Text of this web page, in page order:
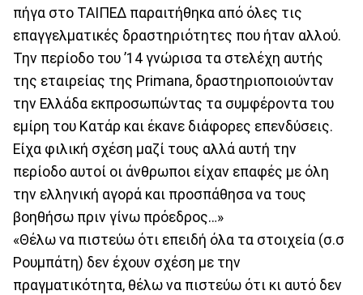
πήγα στο ΤΑΙΠΕΔ παραιτήθηκα από όλες τις
επαγγελματικές δραστηριότητες που ήταν αλλού.
Την περίοδο του ’14 γνώρισα τα στελέχη αυτής
της εταιρείας της Primana, δραστηριοποιούνταν
την Ελλάδα εκπροσωπώντας τα συμφέροντα του
εμίρη του Κατάρ και έκανε διάφορες επενδύσεις.
Είχα φιλική σχέση μαζί τους αλλά αυτή την
περίοδο αυτοί οι άνθρωποι είχαν επαφές με όλη
την ελληνική αγορά και προσπάθησα να τους
βοηθήσω πριν γίνω πρόεδρος…»
«Θέλω να πιστεύω ότι επειδή όλα τα στοιχεία (σ.σ
Ρουμπάτη) δεν έχουν σχέση με την
πραγματικότητα, θέλω να πιστεύω ότι κι αυτό δεν